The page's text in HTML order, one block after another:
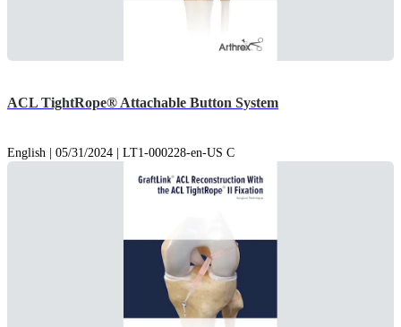
ACL TightRope® Attachable Button System
English | 05/31/2024 | LT1-000228-en-US C